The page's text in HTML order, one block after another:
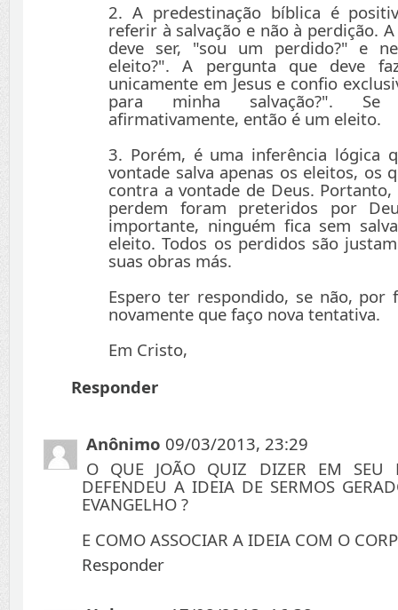
2. A predestinação bíblica é
referir à salvação e não à perdição.
deve ser, "sou um perdido?" e
eleito?". A pergunta que deve
unicamente em Jesus e confio
para minha salvação?". Se
afirmativamente, então é um eleito.
3. Porém, é uma inferência lógica
vontade salva apenas os eleitos, os
contra a vontade de Deus.
perdem foram preteridos por
importante, ninguém fica sem
eleito. Todos os perdidos são
suas obras más.
Espero ter respondido, se não, por
novamente que faço nova tentativa.
Em Cristo,
Responder
Anônimo 09/03/2013, 23:29
O QUE JOÃO QUIZ DIZER EM SEU
DEFENDEU A IDEIA DE SERMOS
EVANGELHO ?
E COMO ASSOCIAR A IDEIA COM O
Responder